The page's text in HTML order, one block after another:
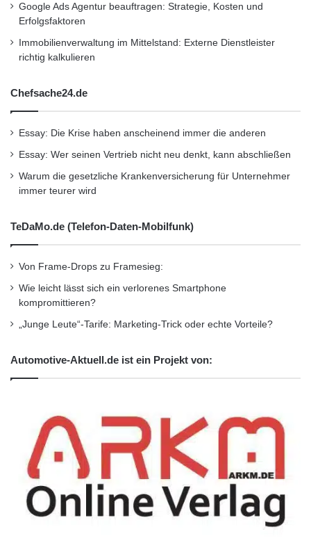
vorne und erleichtern somit den
Fondpassagieren den Zugang zu ihren
Plätzen. Wer will, kann seinen Cascada auch
mit weiteren Oberklasse-Details bestellen –
von Lenkradheizung, belüfteten Sitzen,
hitzereflektierendem Leder, Spur- und
Verkehrsschildassistent bis zu einem
Frontkollisionswarner.
Der Opel Cascada macht auch geschlossen
eine gute Figur: Die elegant-dynamische
Linienführung eines Coupés zieht alle
Blicke auf sich. (Foto: Opel)
Google Ads Agentur beauftragen: Strategie, Kosten und
Erfolgsfaktoren
Immobilienverwaltung im Mittelstand: Externe Dienstleister
richtig kalkulieren
Chefsache24.de
Essay: Die Krise haben anscheinend immer die anderen
Essay: Wer seinen Vertrieb nicht neu denkt, kann abschließen
Warum die gesetzliche Krankenversicherung für Unternehmer
immer teurer wird
TeDaMo.de (Telefon-Daten-Mobilfunk)
Von Frame-Drops zu Framesieg:
Wie leicht lässt sich ein verlorenes Smartphone
kompromittieren?
„Junge Leute“-Tarife: Marketing-Trick oder echte Vorteile?
Automotive-Aktuell.de ist ein Projekt von: